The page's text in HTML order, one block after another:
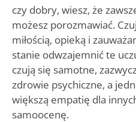
czy dobry, wiesz, że
możesz porozmawiać.
miłością, opieką i
stanie odwzajemnić te
czują się samotne,
zdrowie psychiczne, a
większą empatię dla
samoocenę.